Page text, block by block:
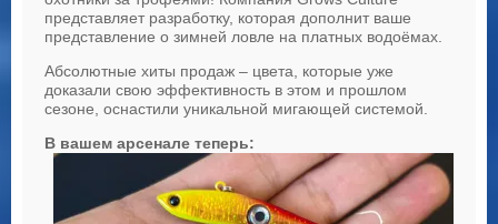
представляет разработку, которая дополнит ваше
представление о зимней ловле на платных водоёмах.
Абсолютные хиты продаж – цвета, которые уже
доказали свою эффективность в этом и прошлом
сезоне, оснастили уникальной мигающей системой.
В вашем арсенале теперь: